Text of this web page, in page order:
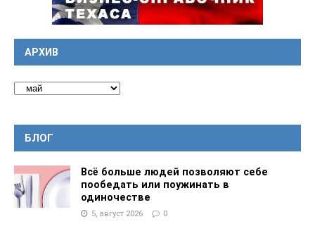
АРХИВ
БЛОГ
Всё больше людей позволяют себе
пообедать или поужинать в
одиночестве
5, август 2026 0